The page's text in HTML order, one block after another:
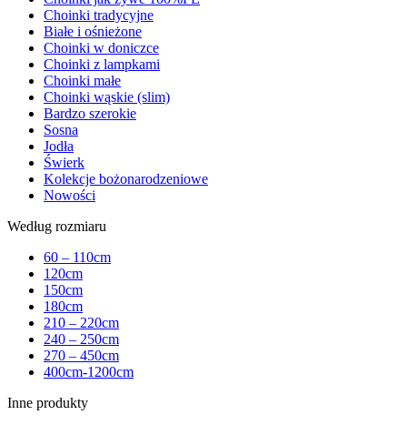
Choinki tradycyjne
Białe i ośnieżone
Choinki w doniczce
Choinki z lampkami
Choinki małe
Choinki wąskie (slim)
Bardzo szerokie
Sosna
Jodła
Świerk
Kolekcje bożonarodzeniowe
Nowości
Według rozmiaru
60 – 110cm
120cm
150cm
180cm
210 – 220cm
240 – 250cm
270 – 450cm
400cm-1200cm
Inne produkty